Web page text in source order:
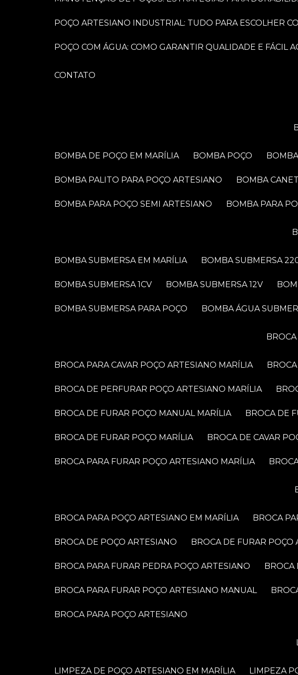
POÇO ARTESIANO INDUSTRIAL: TUDO PARA ESCOLHER
POÇO COM ÁGUA: COMO GARANTIR QUALIDADE E FÁCIL
CONTATO
BOMBA DE POÇO EM MARÍLIA BOMBA POÇO
BOMBA PALITO PARA POÇO ARTESIANO BOMBA
BOMBA PARA POÇO SEMI ARTESIANO BOMBA PARA
BOMBA SUBMERSA EM MARÍLIA BOMBA SUBMERSA
BOMBA SUBMERSA 1CV BOMBA SUBMERSA 12V
BOMBA SUBMERSA PARA POÇO BOMBA ÁGUA
BROCA PARA CAVAR POÇO ARTESIANO MARÍLIA
BROCA DE PERFURAR POÇO ARTESIANO MARÍLIA
BROCA DE FURAR POÇO MANUAL MARÍLIA BROCA DE
BROCA DE FURAR POÇO MARÍLIA BROCA DE CAVAR
BROCA PARA FURAR POÇO ARTESIANO MARÍLIA
BROCA PARA POÇO ARTESIANO EM MARÍLIA BROCA
BROCA DE POÇO ARTESIANO BROCA DE FURAR
BROCA PARA FURAR PEDRA POÇO ARTESIANO
BROCA PARA FURAR POÇO ARTESIANO MANUAL
BROCA PARA POÇO ARTESIANO
LIMPEZA DE POÇO ARTESIANO EM MARÍLIA LIMPEZA